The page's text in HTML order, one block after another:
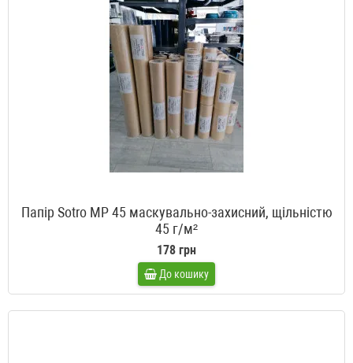
Папір Sotro MP 45 маскувально-захисний, щільністю
45 г/м²
178 грн
До кошику